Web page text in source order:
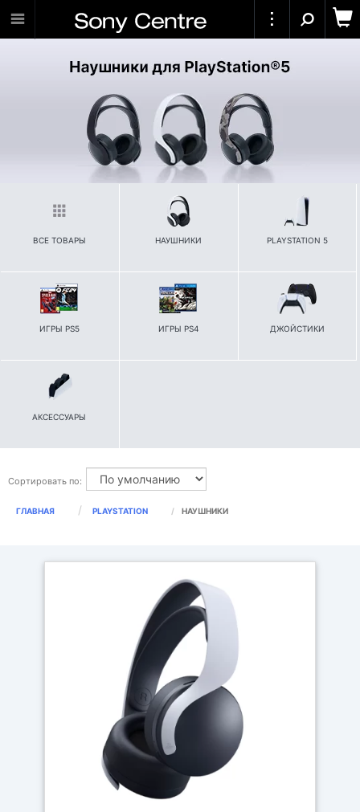
ВСЕ ТОВАРЫ HАУШНИКИ PLAYSTATION 5
ИГРЫ PS5 ИГРЫ PS4 ДЖОЙСТИКИ
АКСЕССУАРЫ
Сортировать по:
ГЛАВНАЯ PLAYSTATION HАУШНИКИ